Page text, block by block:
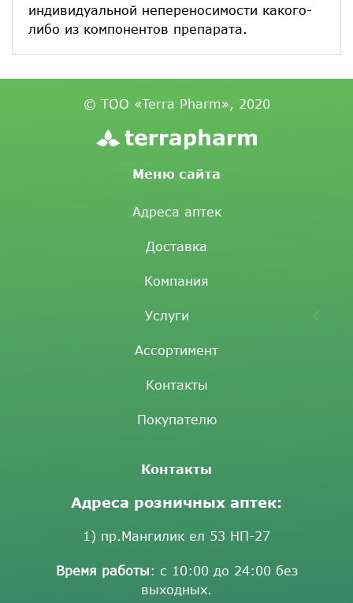
индивидуальной непереносимости какого-
либо из компонентов препарата.
© ТОО «Terra Pharm», 2020
Меню сайта
Адреса аптек
Доставка
Компания
Услуги
Ассортимент
Контакты
Покупателю
Контакты
Адреса розничных аптек:
1) пр.Мангилик ел 53 НП-27
Время работы: с 10:00 до 24:00 без
выходных.